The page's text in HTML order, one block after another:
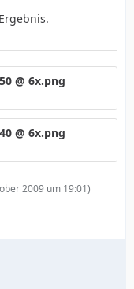
@ 6x.png
@ 6x.png
2009 um 19:01)